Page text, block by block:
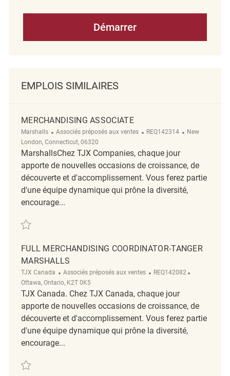
Démarrer
EMPLOIS SIMILAIRES
MERCHANDISING ASSOCIATE
Marshalls Catégorie
Associés préposés aux ventes ReqId
REQ142314 Emplacement
New
London, Connecticut, 06320
MarshallsChez TJX Companies, chaque jour
apporte de nouvelles occasions de croissance, de
découverte et d'accomplissement. Vous ferez partie
d'une équipe dynamique qui prône la diversité,
encourage...
Sauvegarder Merchandising Associate REQ142314
FULL MERCHANDISING COORDINATOR-TANGER
MARSHALLS
TJX Canada Catégorie
Associés préposés aux ventes ReqId
REQ142082
Ottawa, Ontario, K2T 0K5
TJX Canada. Chez TJX Canada, chaque jour
apporte de nouvelles occasions de croissance, de
découverte et d'accomplissement. Vous ferez partie
d'une équipe dynamique qui prône la diversité,
encourage...
Sauvegarder full merchandising coordinator-Tanger Marshalls